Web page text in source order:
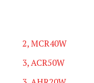
2, MCR40W
3, ACR50W